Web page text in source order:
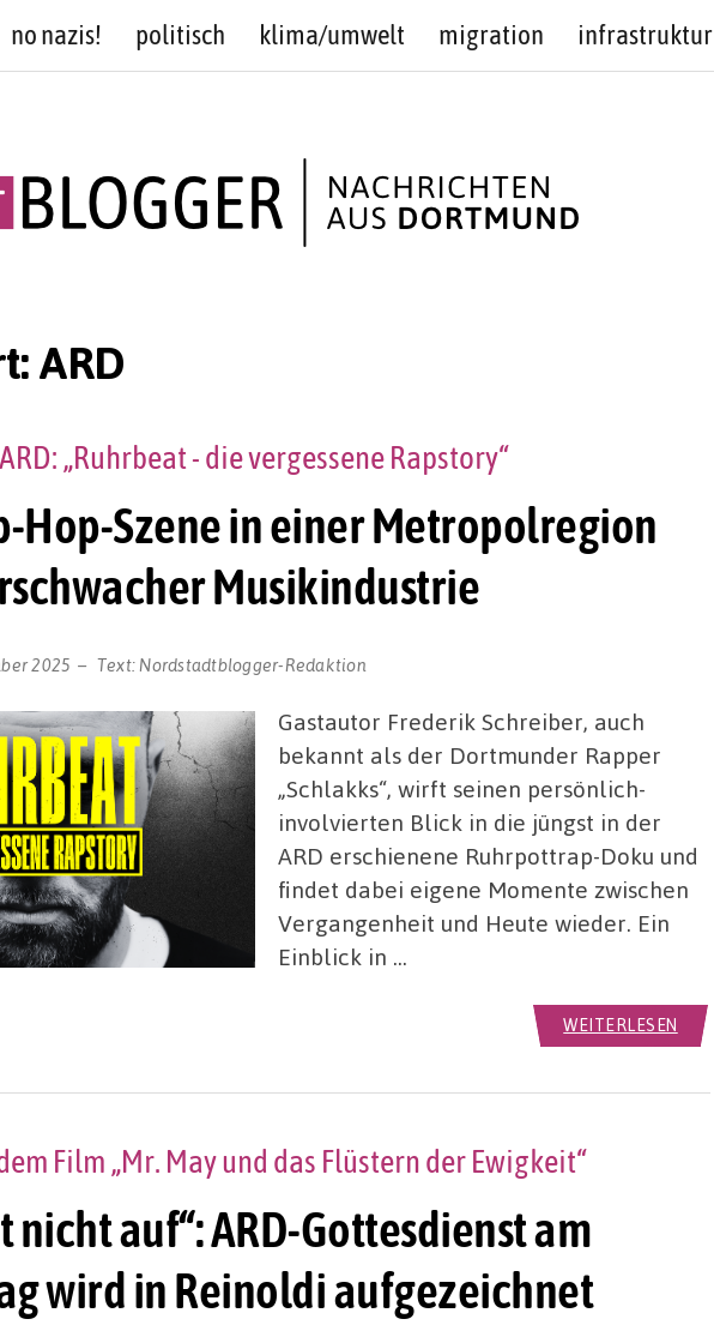
no nazis! politisch klima/umwelt migration infrastruktur
ARD
Hop-Szene in einer Metropolregion
Musikindustrie
„Ruhrbeat - die vergessene Rapstory“
2025 Text: Nordstadtblogger-Redaktion
Gastautor Frederik Schreiber, auch
bekannt als der Dortmunder Rapper
„Schlakks“, wirft seinen persönlich-
involvierten Blick in die jüngst in der
ARD erschienene Ruhrpottrap-Doku und
findet dabei eigene Momente zwischen
Vergangenheit und Heute wieder. Ein
Einblick in …
WEITERLESEN
nicht auf“: ARD-Gottesdienst am
wird in Reinoldi aufgezeichnet
Film „Mr. May und das Flüstern der Ewigkeit“